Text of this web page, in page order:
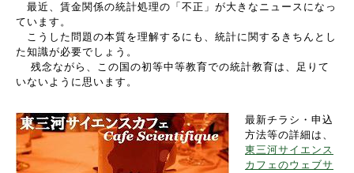
最近、賃金関係の統計処理の「不正」が大きなニュースになっ
ています。
こうした問題の本質を理解するにも、統計に関するきちんとし
た知識が必要でしょう。
残念ながら、この国の初等中等教育での統計教育は、足りて
いないように思います。
最新チラシ・申込
方法等の詳細は、
東三河サイエンス
カフェのウェブサ